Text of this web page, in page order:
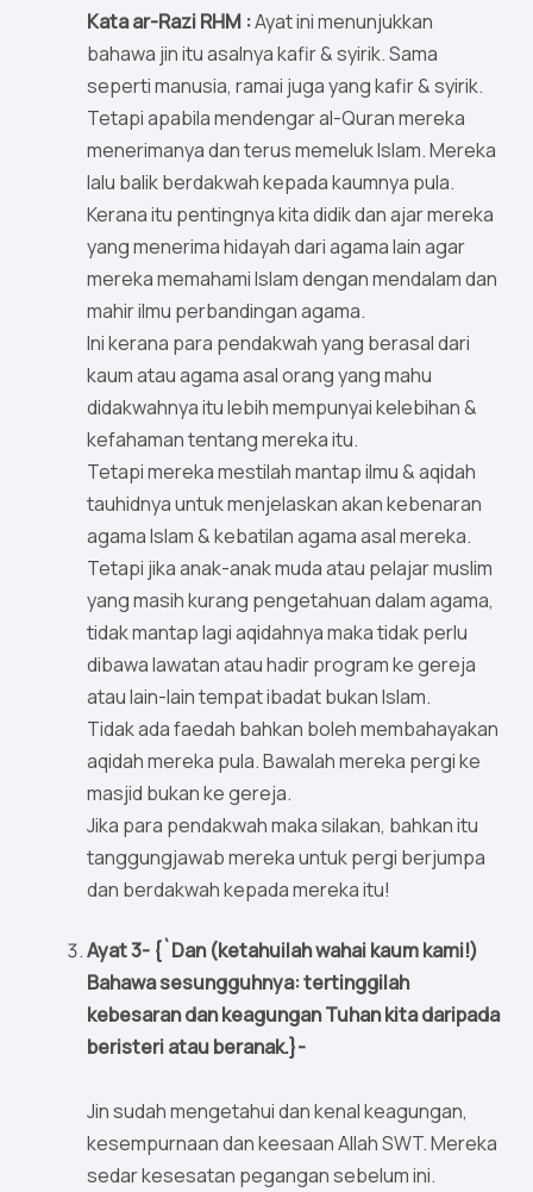
Kata ar-Razi RHM :Ayat ini menunjukkan
bahawa jin itu asalnya kafir & syirik. Sama
seperti manusia, ramai juga yang kafir & syirik.
Tetapi apabila mendengar al-Quran mereka
menerimanya dan terus memeluk Islam. Mereka
lalu balik berdakwah kepada kaumnya pula.
Kerana itu pentingnya kita didik dan ajar mereka
yang menerima hidayah dari agama lain agar
mereka memahami Islam dengan mendalam dan
mahir ilmu perbandingan agama.
Ini kerana para pendakwah yang berasal dari
kaum atau agama asal orang yang mahu
didakwahnya itu lebih mempunyai kelebihan &
kefahaman tentang mereka itu.
Tetapi mereka mestilah mantap ilmu & aqidah
tauhidnya untuk menjelaskan akan kebenaran
agama Islam & kebatilan agama asal mereka.
Tetapi jika anak-anak muda atau pelajar muslim
yang masih kurang pengetahuan dalam agama,
tidak mantap lagi aqidahnya maka tidak perlu
dibawa lawatan atau hadir program ke gereja
atau lain-lain tempat ibadat bukan Islam.
Tidak ada faedah bahkan boleh membahayakan
aqidah mereka pula. Bawalah mereka pergi ke
masjid bukan ke gereja.
Jika para pendakwah maka silakan, bahkan itu
tanggungjawab mereka untuk pergi berjumpa
dan berdakwah kepada mereka itu!
Ayat 3- {`Dan (ketahuilah wahai kaum kami!)
Bahawa sesungguhnya: tertinggilah
kebesaran dan keagungan Tuhan kita daripada
beristeri atau beranak.}-
Jin sudah mengetahui dan kenal keagungan,
kesempurnaan dan keesaan Allah SWT. Mereka
sedar kesesatan pegangan sebelum ini.